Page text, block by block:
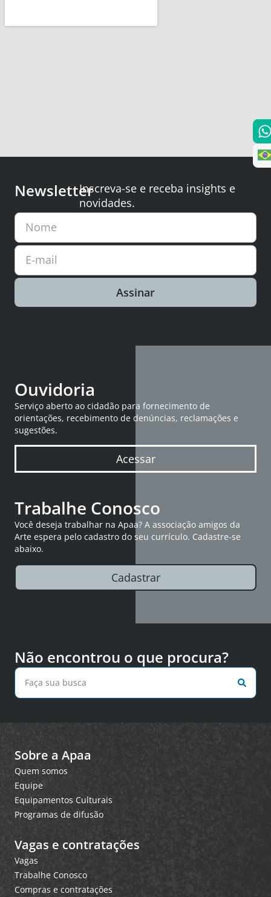
NewsletterInscreva-se e receba insights e
novidades.
Nome
E-mail
Assinar
Ouvidoria
Serviço aberto ao cidadão para fornecimento de
orientações, recebimento de denúncias, reclamações e
sugestões.
Acessar
Trabalhe Conosco
Você deseja trabalhar na Apaa? A associação amigos da
Arte espera pelo cadastro do seu currículo. Cadastre-se
abaixo.
Cadastrar
Não encontrou o que procura?
Sobre a Apaa
Quem somos
Equipe
Equipamentos Culturais
Programas de difusão
Vagas e contratações
Vagas
Trabalhe Conosco
Compras e contratações